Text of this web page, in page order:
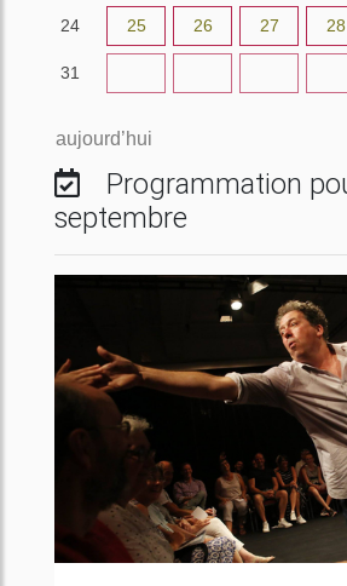
24 25 26 27 28
31
aujourd’hui
Programmation
septembre